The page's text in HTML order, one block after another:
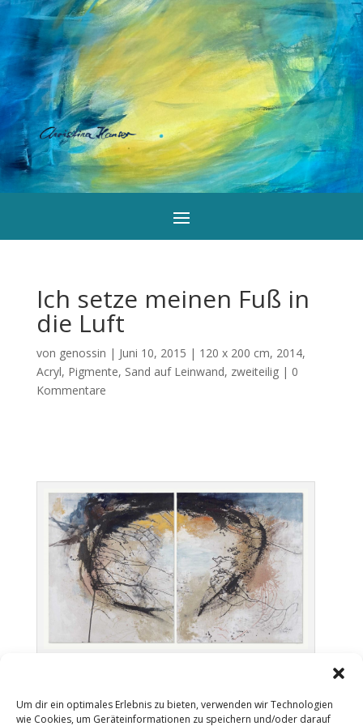
Um dir ein optimales Erlebnis zu bieten, verwenden wir Technologien
wie Cookies, um Geräteinformationen zu speichern und/oder darauf
Ich setze meinen Fuß in
die Luft
von genossin | Juni 10, 2015 | 120 x 200 cm, 2014,
Acryl, Pigmente, Sand auf Leinwand, zweiteilig| 0
Kommentare